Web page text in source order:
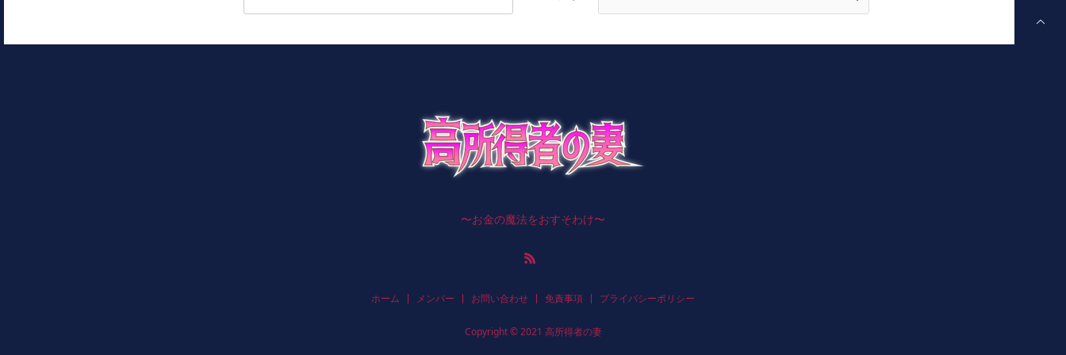
〜お金の魔法をおすそわけ〜
ホーム メンバー お問い合わせ 免責事項 プライバシーポリシー
Copyright © 2021 高所得者の妻